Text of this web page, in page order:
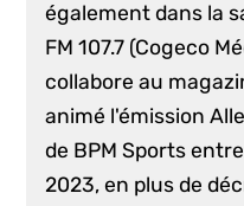
également dans la
FM 107.7 (Cogeco
collabore au
animé l'émission
de BPM Sports
2023, en plus de